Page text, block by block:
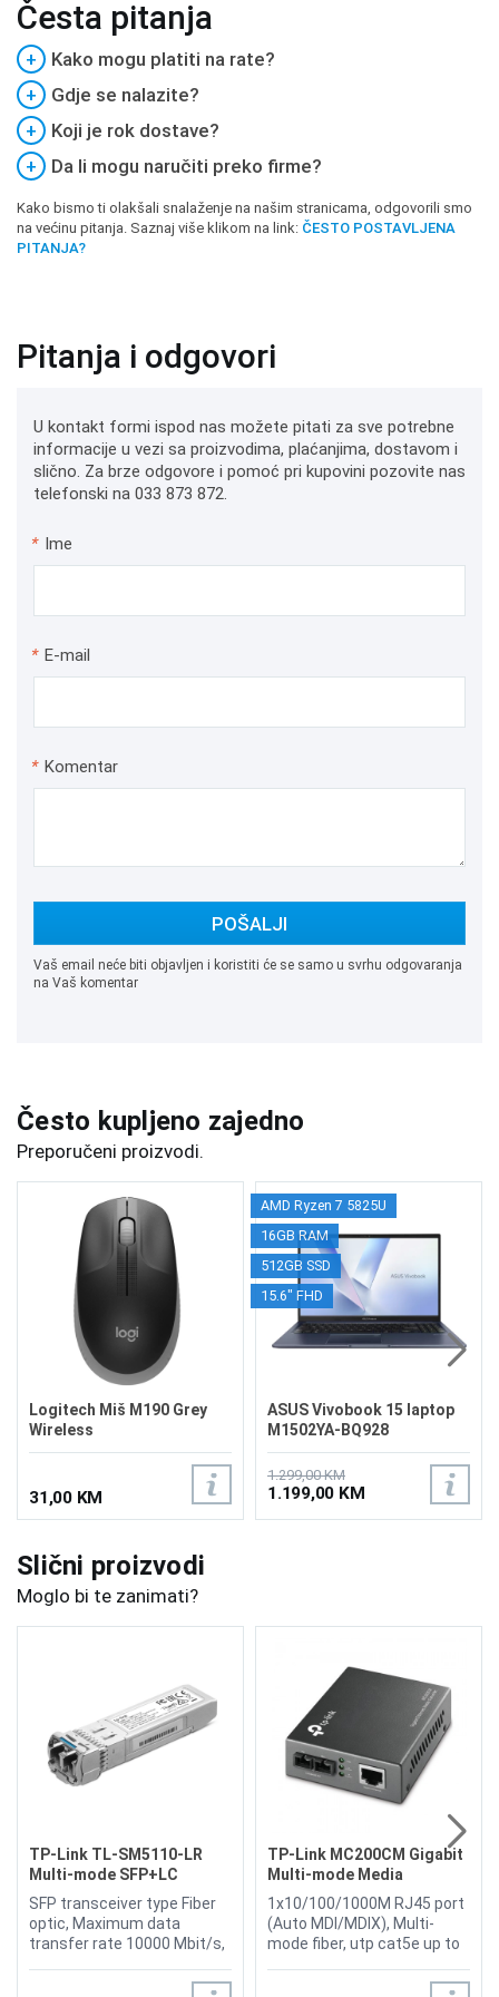
Česta pitanja
+
Kako mogu platiti na rate?
+
Gdje se nalazite?
+
Koji je rok dostave?
+
Da li mogu naručiti preko firme?
Kako bismo ti olakšali snalaženje na našim stranicama, odgovorili smo
na većinu pitanja. Saznaj više klikom na link: ČESTO POSTAVLJENA
PITANJA?
Pitanja i odgovori
U kontakt formi ispod nas možete pitati za sve potrebne
informacije u vezi sa proizvodima, plaćanjima, dostavom i
slično. Za brze odgovore i pomoć pri kupovini pozovite nas
telefonski na 033 873 872.
* Ime
* E-mail
* Komentar
POŠALJI
Vaš email neće biti objavljen i koristiti će se samo u svrhu odgovaranja
na Vaš komentar
Često kupljeno zajedno
Preporučeni proizvodi.
Logitech Miš M190 Grey
Wireless
31,00 KM
AMD Ryzen 7 5825U
16GB RAM
512GB SSD
15.6" FHD
ASUS Vivobook 15 laptop
M1502YA-BQ928
1.299,00 KM
1.199,00 KM
Slični proizvodi
Moglo bi te zanimati?
TP-Link TL-SM5110-LR
Multi-mode SFP+LC
SFP transceiver type Fiber
optic, Maximum data
transfer rate 10000 Mbit/s,
(SMF) supported, Fiber optic
TP-Link MC200CM Gigabit
Multi-mode Media
Converter
1x10/100/1000M RJ45 port
(Auto MDI/MDIX), Multi-
mode fiber, utp cat5e up to
802.3i, IEEE 802.3u, IEEE